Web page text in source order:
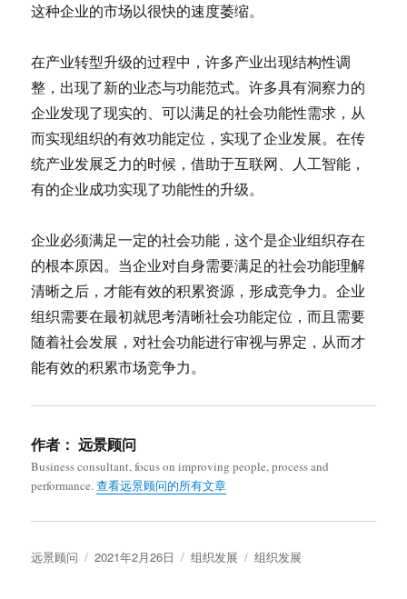
这种企业的市场以很快的速度萎缩。
在产业转型升级的过程中，许多产业出现结构性调
整，出现了新的业态与功能范式。许多具有洞察力的
企业发现了现实的、可以满足的社会功能性需求，从
而实现组织的有效功能定位，实现了企业发展。在传
统产业发展乏力的时候，借助于互联网、人工智能，
有的企业成功实现了功能性的升级。
企业必须满足一定的社会功能，这个是企业组织存在
的根本原因。当企业对自身需要满足的社会功能理解
清晰之后，才能有效的积累资源，形成竞争力。企业
组织需要在最初就思考清晰社会功能定位，而且需要
随着社会发展，对社会功能进行审视与界定，从而才
能有效的积累市场竞争力。
作者： 远景顾问
Business consultant, focus on improving people, process and
performance.查看远景顾问的所有文章
作
远景顾问
发
2021年2月26日
分
组织发展
标
组织发展